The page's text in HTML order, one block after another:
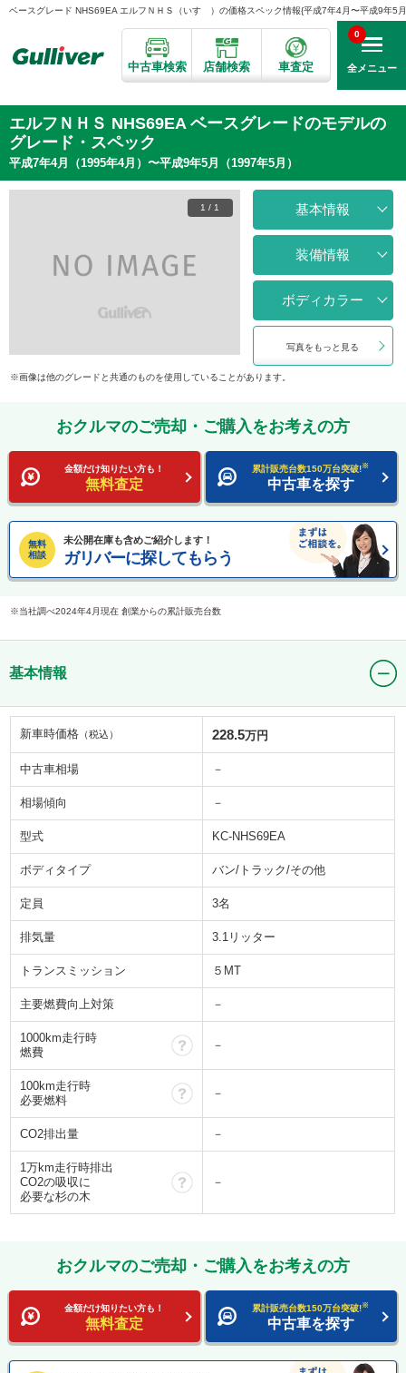
ベースグレード NHS69EA エルフＮＨＳ（いすゞ）の価格スペック情報{平成7年4月〜平成9年5
中古車検索 店舗検索 車査定 全メニュー
0
エルフＮＨＳ NHS69EA ベースグレードのモデルの
グレード・スペック
平成7年4月（1995年4月）〜平成9年5月（1997年5月）
1 / 1 基本情報
装備情報
ボディカラー
写真をもっと見る
画像は他のグレードと共通のものを使用していることがあります。
おクルマのご売却・ご購入をお考えの方
金額だけ知りたい方も！
無料査定
累計販売台数150万台突破!※
中古車を探す
無料
相談
未公開在庫も含めご紹介します！
ガリバーに探してもらう
当社調べ2024年4月現在 創業からの累計販売台数
基本情報
新車時価格 （税込） 228.5万円
中古車相場 －
相場傾向 －
型式 KC-NHS69EA
ボディタイプ バン/トラック/その他
定員 3名
排気量 3.1リッター
トランスミッション ５MT
主要燃費向上対策 －
1000km走行時
燃費
－
100km走行時
必要燃料
－
CO2排出量 －
1万km走行時排出
CO2の吸収に
必要な杉の木
－
おクルマのご売却・ご購入をお考えの方
金額だけ知りたい方も！
無料査定
累計販売台数150万台突破!※
中古車を探す